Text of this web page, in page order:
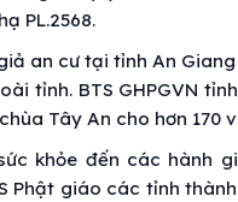
PL.2568.
an cư tại tỉnh An
tỉnh. BTS GHPGVN
Tây An cho hơn 170
khỏe đến các hành
Phật giáo các tỉnh